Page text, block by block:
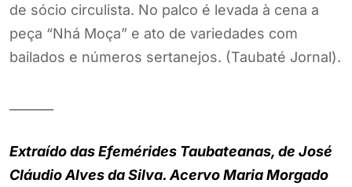
de sócio circulista. No palco é levada à cena a
peça “Nhá Moça” e ato de variedades com
bailados e números sertanejos. (Taubaté Jornal).
Extraído das Efemérides Taubateanas, de José
Cláudio Alves da Silva. Acervo Maria Morgado